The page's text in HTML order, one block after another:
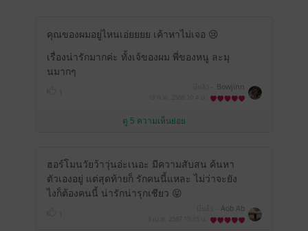
คุณของผมอยู่ไหนเอ่ยยยย เค้าหาไม่เจอ 😢
เรื่องน่ารักมากค่ะ ทั้งเจ้ของผม พี่ของหนู ละมุ
นมากๆ
Bowjinn
ดู 5 ความเห็นย่อย
ฮอร์โมนวัยว้าวุ่นอ่ะเนอะ มีความสับสน ค้นหา
ตัวเองอยู่ แต่สุดท้ายก็ รักคนนี้แหละ ไม่ว่าจะยัง
ไงก็ต้องคนนี้ น่ารักน่ารุกเชียว 😝
Aob Ab